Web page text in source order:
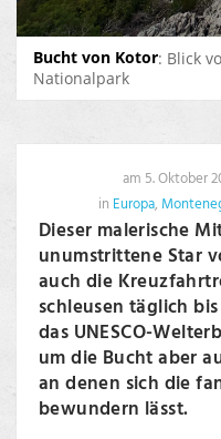
Bucht von Kotor: Blick
Nationalpark
am 5. Oktober
in Europa,
Dieser malerische
unumstrittene Star
auch die
schleusen täglich
das UNESCO-
um die Bucht aber
an denen sich die
bewundern lässt.